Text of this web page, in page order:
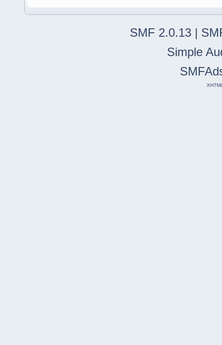
SMF 2.0.13 |
Simple